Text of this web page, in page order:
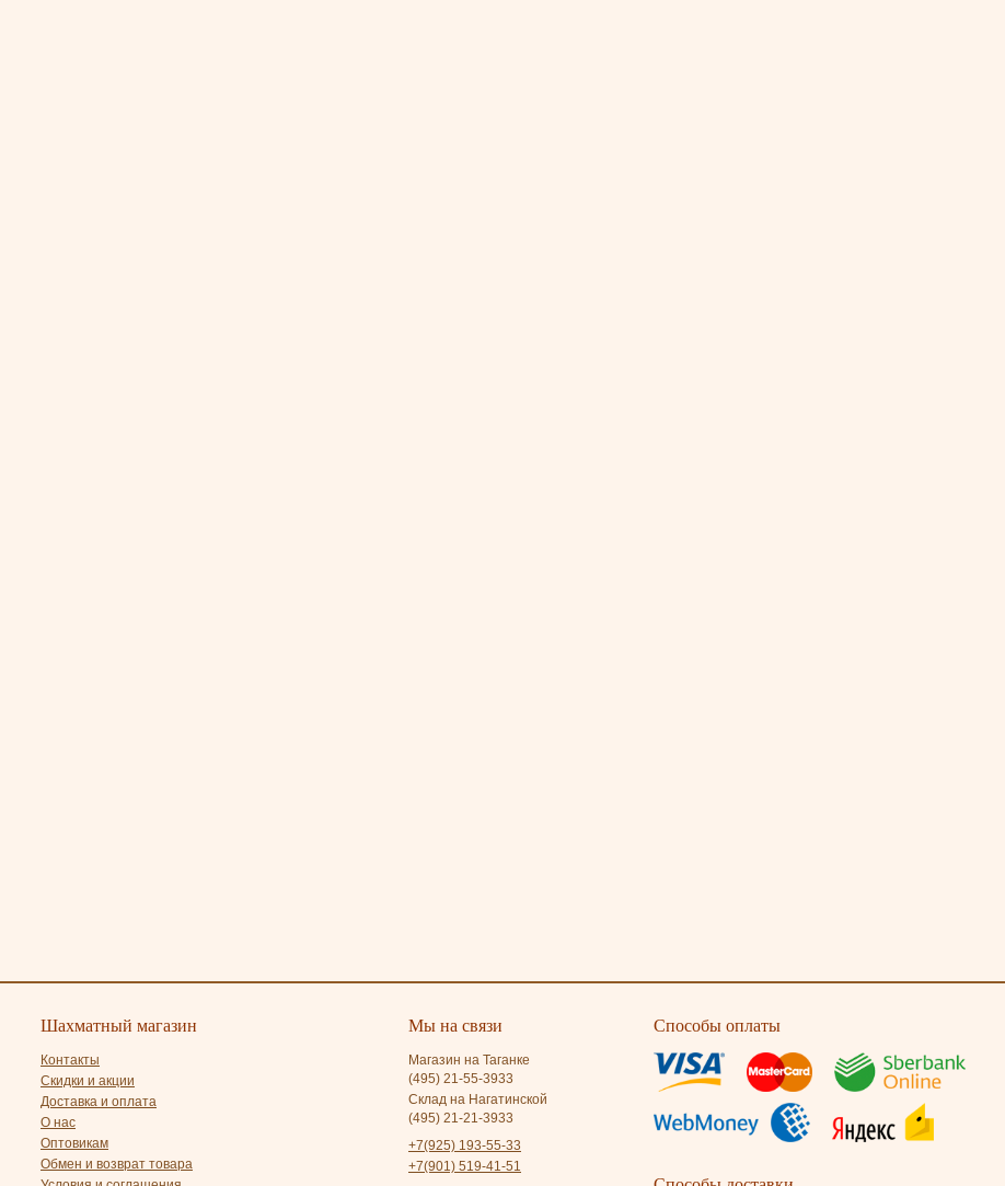
Шахматный магазин
Контакты
Скидки и акции
Доставка и оплата
О нас
Оптовикам
Обмен и возврат товара
Мы на связи
Магазин на Таганке
(495) 21-55-3933
Склад на Нагатинской
(495) 21-21-3933
+7(925) 193-55-33
+7(901) 519-41-51
Способы оплаты